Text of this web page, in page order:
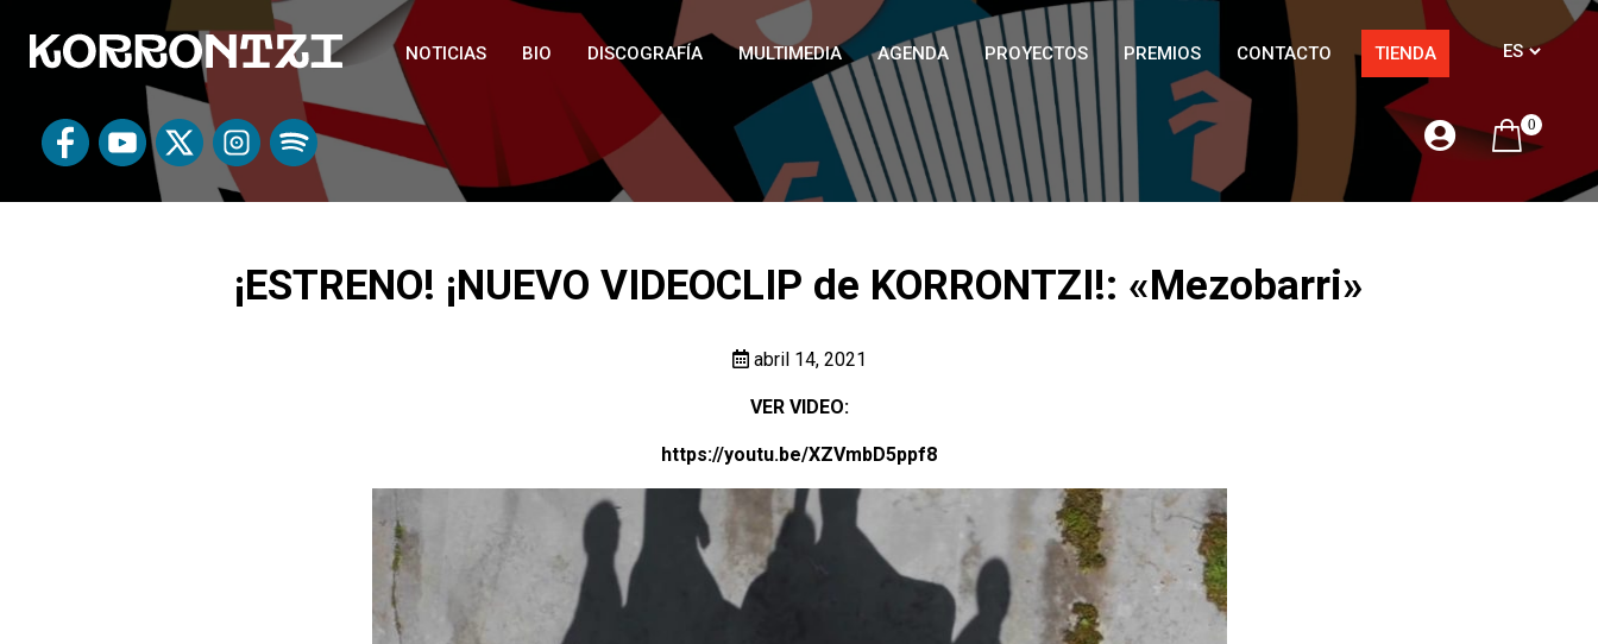
NOTICIAS BIO DISCOGRAFÍA MULTIMEDIA AGENDA PROYECTOS PREMIOS CONTACTO TIENDA
0
¡ESTRENO! ¡NUEVO VIDEOCLIP de KORRONTZI!: «Mezobarri»
abril 14, 2021
VER VIDEO:
https://youtu.be/XZVmbD5ppf8